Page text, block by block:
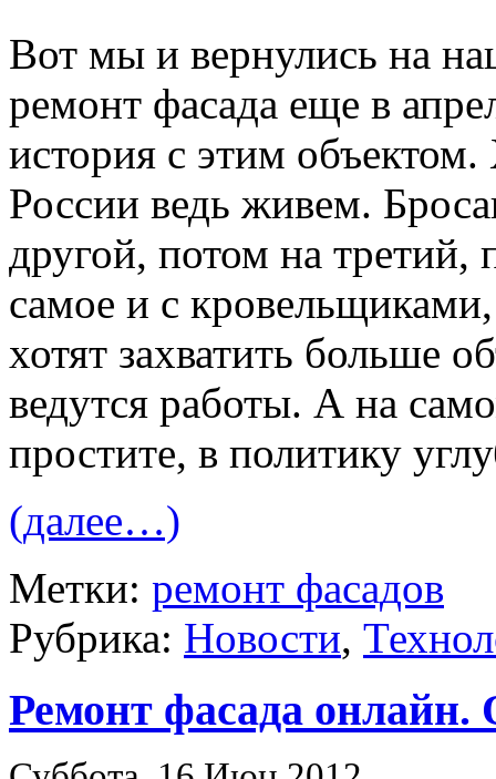
Вот мы и вернулись на
ремонт фасада еще в
история с этим
России ведь живем.
другой, потом на
самое и с
хотят захватить больше
ведутся работы. А на
простите, в политику
(далее…)
Метки: ремонт фасадов
Рубрика: Новости,
Ремонт фасада онлайн.